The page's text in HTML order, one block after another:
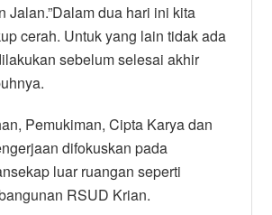
Jalan.”Dalam dua hari ini kita
cerah. Untuk yang lain tidak ada
sebelum selesai akhir
Pemukiman, Cipta Karya dan
difokuskan pada
luar ruangan seperti
RSUD Krian.